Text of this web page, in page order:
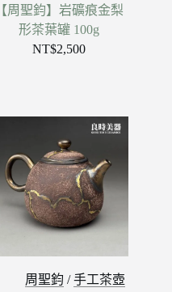
【周聖鈞】岩礦痕金梨
形茶葉罐 100g
NT$2,500
周聖鈞 /手工茶壺